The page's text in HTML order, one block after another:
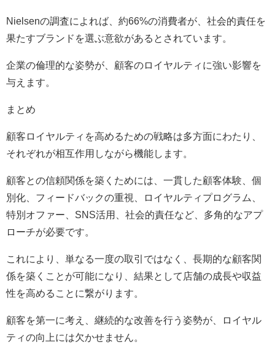
Nielsenの調査によれば、約66%の消費者が、社会的責任を
果たすブランドを選ぶ意欲があるとされています。
企業の倫理的な姿勢が、顧客のロイヤルティに強い影響を
与えます。
まとめ
顧客ロイヤルティを高めるための戦略は多方面にわたり、
それぞれが相互作用しながら機能します。
顧客との信頼関係を築くためには、一貫した顧客体験、個
別化、フィードバックの重視、ロイヤルティプログラム、
特別オファー、SNS活用、社会的責任など、多角的なアプ
ローチが必要です。
これにより、単なる一度の取引ではなく、長期的な顧客関
係を築くことが可能になり、結果として店舗の成長や収益
性を高めることに繋がります。
顧客を第一に考え、継続的な改善を行う姿勢が、ロイヤル
ティの向上には欠かせません。